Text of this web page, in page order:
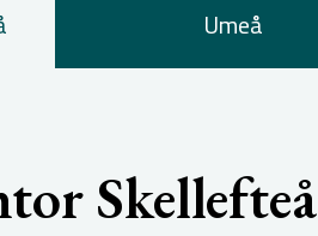
Umeå
Skellefteå